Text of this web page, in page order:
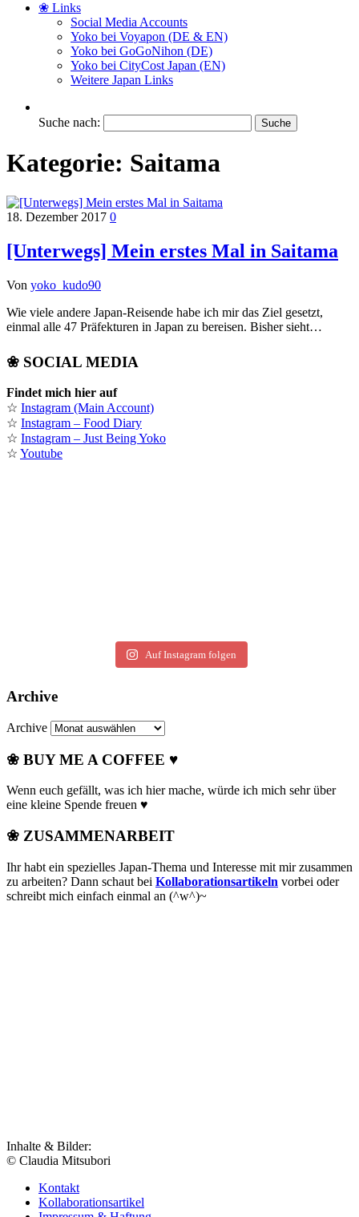
❀ Links
Social Media Accounts
Yoko bei Voyapon (DE & EN)
Yoko bei GoGoNihon (DE)
Yoko bei CityCost Japan (EN)
Weitere Japan Links
Suche nach:
Kategorie: Saitama
18. Dezember 2017 0
[Unterwegs] Mein erstes Mal in Saitama
Von yoko_kudo90
Wie viele andere Japan-Reisende habe ich mir das Ziel gesetzt,
einmal alle 47 Präfekturen in Japan zu bereisen. Bisher sieht…
❀ SOCIAL MEDIA
Findet mich hier auf
☆ Instagram (Main Account)
☆ Instagram – Food Diary
☆ Instagram – Just Being Yoko
☆ Youtube
Auf Instagram folgen
Archive
Archive
❀ BUY ME A COFFEE ♥
Wenn euch gefällt, was ich hier mache, würde ich mich sehr über
eine kleine Spende freuen ♥
❀ ZUSAMMENARBEIT
Ihr habt ein spezielles Japan-Thema und Interesse mit mir zusammen
zu arbeiten? Dann schaut bei Kollaborationsartikeln vorbei oder
schreibt mich einfach einmal an (^w^)~
Inhalte & Bilder:
© Claudia Mitsubori
Kontakt
Kollaborationsartikel